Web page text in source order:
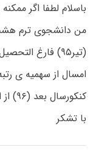
باسلام لطفا اگر
من دانشجوی ترم
امسال از سهمیه ی
کنکورسال بعد (۹۶) از این سهمیه استفاده کنم؟
با تشکر